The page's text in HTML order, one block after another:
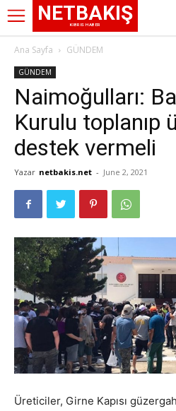
NETBAKIŞ
KIBRIS HABER
Ana Sayfa GÜNDEM
GÜNDEM
Naimoğulları:
Kurulu toplanıp
destek vermeli
Yazar netbakis.net - June 2, 2021
Üreticiler, Girne Kapısı